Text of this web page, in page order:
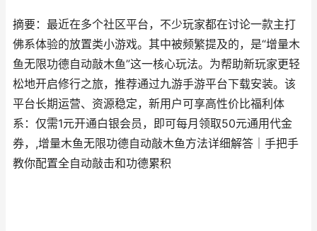
摘要：最近在多个社区平台，不少玩家都在讨论一款主打
佛系体验的放置类小游戏。其中被频繁提及的，是“增量木
鱼无限功德自动敲木鱼”这一核心玩法。为帮助新玩家更轻
松地开启修行之旅，推荐通过九游手游平台下载安装。该
平台长期运营、资源稳定，新用户可享高性价比福利体
系：仅需1元开通白银会员，即可每月领取50元通用代金
券，,增量木鱼无限功德自动敲木鱼方法详细解答｜手把手
教你配置全自动敲击和功德累积